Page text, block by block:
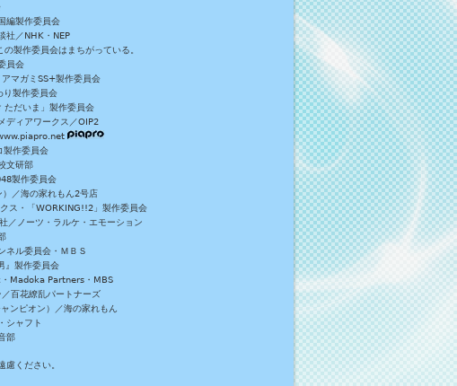
編製作委員会
／NHK・NEP
製作委員会はまちがっている。
員会
マガミSS+製作委員会
製作委員会
だいま」製作委員会
ディアワークス／OIP2
作委員会
文研部
製作委員会
／海の家れもん2号店
ス・「WORKING!!2」製作委員会
ノーツ・ラルケ・エモーション
ル委員会・ＭＢＳ
』製作委員会
Madoka Partners・MBS
百花繚乱パートナーズ
ピオン）／海の家れもん
シャフト
部
ください。